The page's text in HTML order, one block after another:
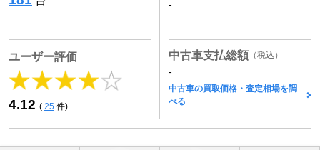
ユーザー評価
4.12 ( 25 件)
-
中古車支払総額 （税込）
-
中古車の買取価格・査定相場を調
べる